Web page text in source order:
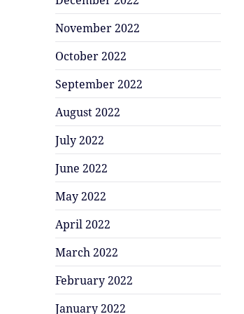
November 2022
October 2022
September 2022
August 2022
July 2022
June 2022
May 2022
April 2022
March 2022
February 2022
January 2022